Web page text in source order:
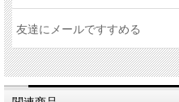
友達にメールですすめる